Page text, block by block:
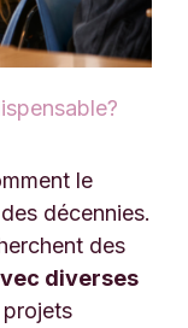
le
décennies.
des
diverses